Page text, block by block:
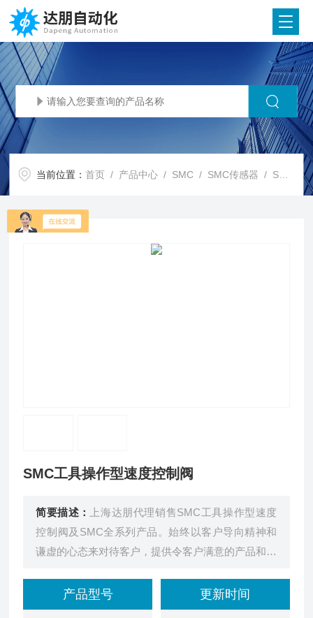
当前位置：首页 / 产品中心 / SMC / SMC传感器 / SMC代理SMC工具操作型速度控制阀
SMC工具操作型速度控制阀
简要描述：
上海达朋代理销售SMC工具操作型速度
控制阀及SMC全系列产品。始终以客户导向精神和
谦虚的心态来对待客户，提供令客户满意的产品和服
产品型号 更新时间